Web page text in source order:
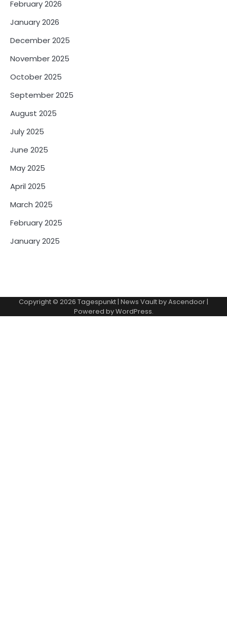
February 2026
January 2026
December 2025
November 2025
October 2025
September 2025
August 2025
July 2025
June 2025
May 2025
April 2025
March 2025
February 2025
January 2025
Copyright © 2026 Tagespunkt| News Vault byAscendoor|
Powered byWordPress.